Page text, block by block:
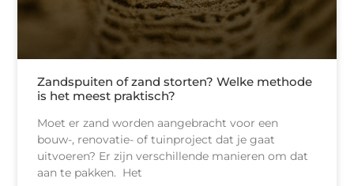
Zandspuiten of zand storten? Welke methode
is het meest praktisch?
Moet er zand worden aangebracht voor een
bouw-, renovatie- of tuinproject dat je gaat
uitvoeren? Er zijn verschillende manieren om dat
aan te pakken. Het